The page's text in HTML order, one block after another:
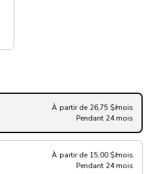
À partir de 26,75 $/mois
Pendant 24 mois
À partir de 15,00 $/mois
Pendant 24 mois